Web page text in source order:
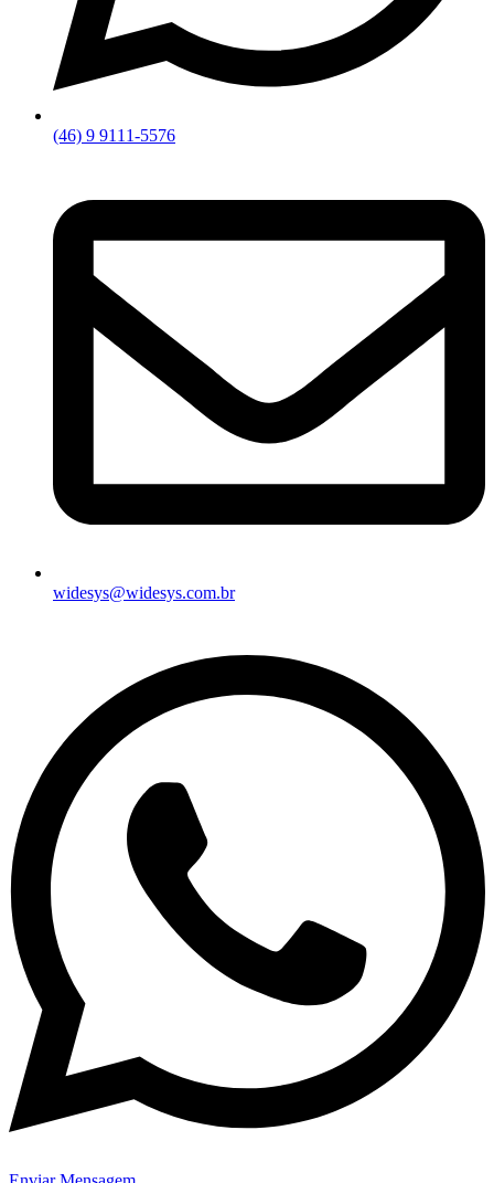
(46) 9 9111-5576
widesys@widesys.com.br